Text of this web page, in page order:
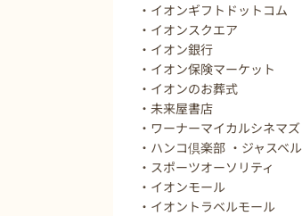
・イオンギフトドットコム
・イオンスクエア
・イオン銀行
・イオン保険マーケット
・イオンのお葬式
・未来屋書店
・ワーナーマイカルシネマズ
・ハンコ倶楽部 ・ジャスベル
・スポーツオーソリティ
・イオンモール
・イオントラベルモール